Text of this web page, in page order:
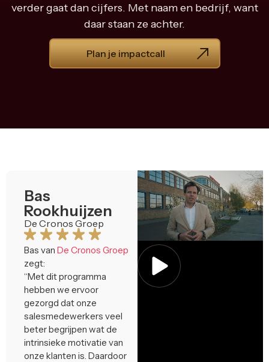
verder gaat dan cijfers. Met naam en bedrijf, want
daar staan ze achter.
Plan je impactcall
Bas
Rookhuijzen
De Cronos Groep
Bas van De Cronos Groep
zegt:
“Met dit programma
hebben we ervoor
gezorgd dat onze
salesmedewerkers veel
beter begrijpen wat de
intrinsieke motivatie van
onze klanten is. Daardoor